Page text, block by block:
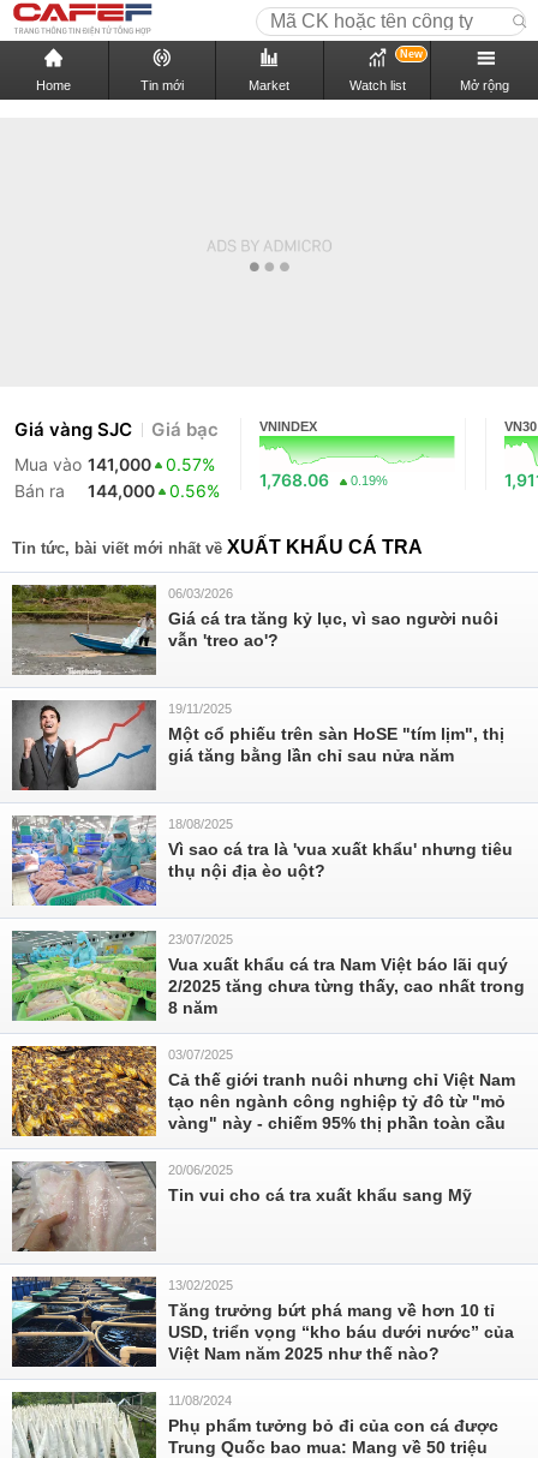
Home Tin mới Market Watch list
New
Mở rộng
Giá vàng SJC Giá bạc
Mua vào 141,000
0.57%
Bán ra
144,000 0.56%
VNINDEX
1,768.06 0.19%
VN30
Tin tức, bài viết mới nhất về XUẤT KHẨU CÁ TRA
06/03/2026
Giá cá tra tăng kỷ lục, vì sao người nuôi
vẫn 'treo ao'?
19/11/2025
Một cổ phiếu trên sàn HoSE "tím lịm", thị
giá tăng bằng lần chỉ sau nửa năm
18/08/2025
Vì sao cá tra là 'vua xuất khẩu' nhưng tiêu
thụ nội địa èo uột?
23/07/2025
Vua xuất khẩu cá tra Nam Việt báo lãi quý
2/2025 tăng chưa từng thấy, cao nhất trong
8 năm
03/07/2025
Cả thế giới tranh nuôi nhưng chỉ Việt Nam
tạo nên ngành công nghiệp tỷ đô từ "mỏ
vàng" này - chiếm 95% thị phần toàn cầu
20/06/2025
Tin vui cho cá tra xuất khẩu sang Mỹ
13/02/2025
Tăng trưởng bứt phá mang về hơn 10 tỉ
USD, triển vọng “kho báu dưới nước” của
Việt Nam năm 2025 như thế nào?
11/08/2024
Phụ phẩm tưởng bỏ đi của con cá được
Trung Quốc bao mua: Mang về 50 triệu